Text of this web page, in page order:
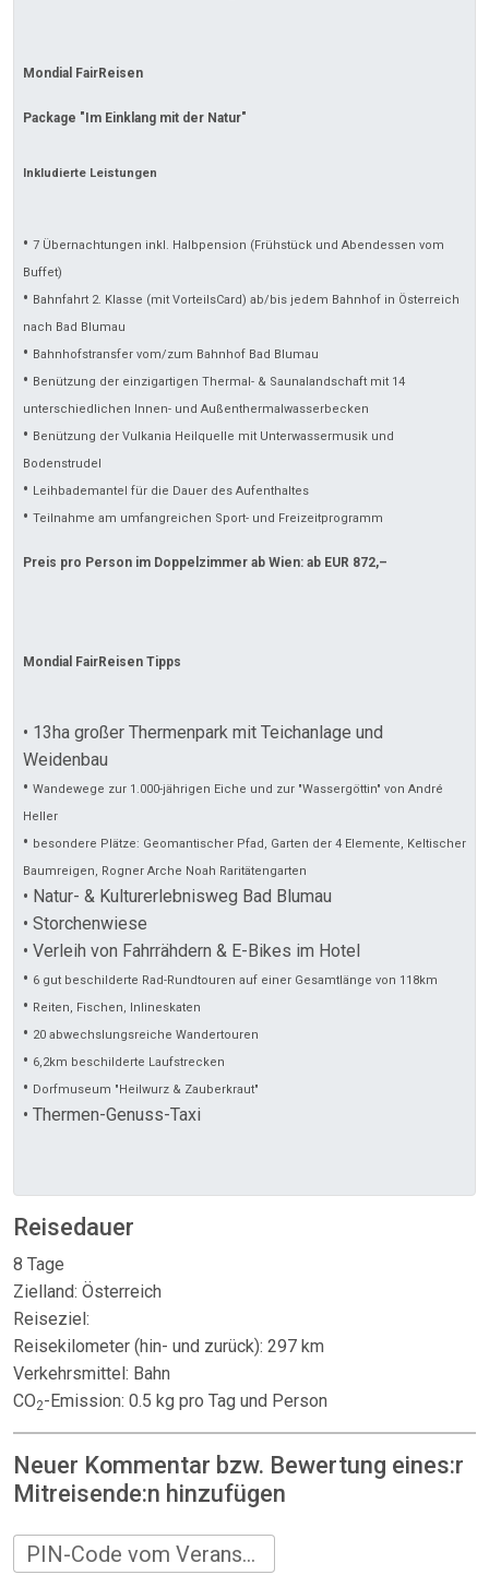
Mondial FairReisen
Package "Im Einklang mit der Natur"
Inkludierte Leistungen
• 7 Übernachtungen inkl. Halbpension (Frühstück und Abendessen vom
Buffet)
• Bahnfahrt 2. Klasse (mit VorteilsCard) ab/bis jedem Bahnhof in Österreich
nach Bad Blumau
• Bahnhofstransfer vom/zum Bahnhof Bad Blumau
• Benützung der einzigartigen Thermal- & Saunalandschaft mit 14
unterschiedlichen Innen- und Außenthermalwasserbecken
• Benützung der Vulkania Heilquelle mit Unterwassermusik und
Bodenstrudel
• Leihbademantel für die Dauer des Aufenthaltes
• Teilnahme am umfangreichen Sport- und Freizeitprogramm
Preis pro Person im Doppelzimmer ab Wien: ab EUR 872,–
Mondial FairReisen Tipps
• 13ha großer Thermenpark mit Teichanlage und
Weidenbau
• Wandewege zur 1.000-jährigen Eiche und zur "Wassergöttin" von André
Heller
• besondere Plätze: Geomantischer Pfad, Garten der 4 Elemente, Keltischer
Baumreigen, Rogner Arche Noah Raritätengarten
• Natur- & Kulturerlebnisweg Bad Blumau
• Storchenwiese
• Verleih von Fahrrähdern & E-Bikes im Hotel
• 6 gut beschilderte Rad-Rundtouren auf einer Gesamtlänge von 118km
• Reiten, Fischen, Inlineskaten
• 20 abwechslungsreiche Wandertouren
• 6,2km beschilderte Laufstrecken
• Dorfmuseum "Heilwurz & Zauberkraut"
• Thermen-Genuss-Taxi
Reisedauer
8 Tage
Zielland: Österreich
Reiseziel:
Reisekilometer (hin- und zurück): 297 km
Verkehrsmittel: Bahn
CO2-Emission: 0.5 kg pro Tag und Person
Neuer Kommentar bzw. Bewertung eines:r
Mitreisende:n hinzufügen
PIN-Code vom Veranstalter